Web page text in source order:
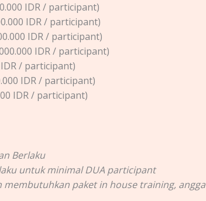
IDR / participant)
IDR / participant)
IDR / participant)
IDR / participant)
/ participant)
IDR / participant)
IDR / participant)
Berlaku
untuk minimal DUA participant
membutuhkan paket in house training,